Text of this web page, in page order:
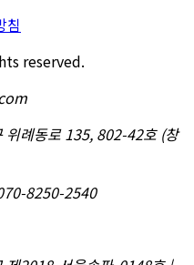
침
reserved.
위례동로 135, 802-42호 (창
8250-2540